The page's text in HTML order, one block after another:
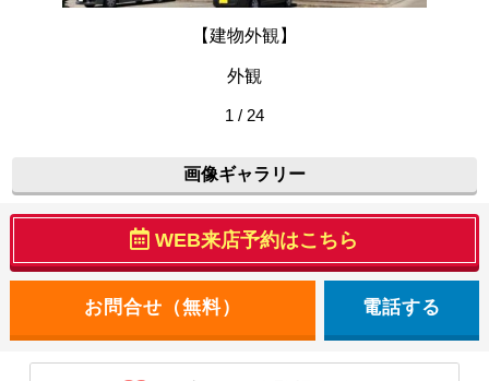
【建物外観】
外観
1 / 24
画像ギャラリー
WEB来店予約はこちら
電話する